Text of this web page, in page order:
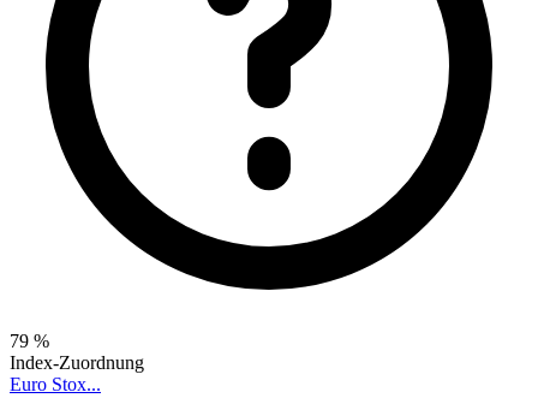
79 %
Index-Zuordnung
Euro Stox...